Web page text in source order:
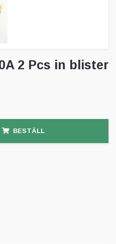
2 Pcs in blister
BESTÄLL